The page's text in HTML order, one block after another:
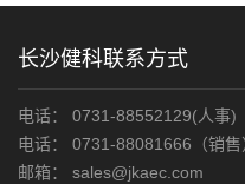
长沙健科联系方式
电话： 0731-88552129(人事)
电话： 0731-88081666（销售
邮箱： sales@jkaec.com